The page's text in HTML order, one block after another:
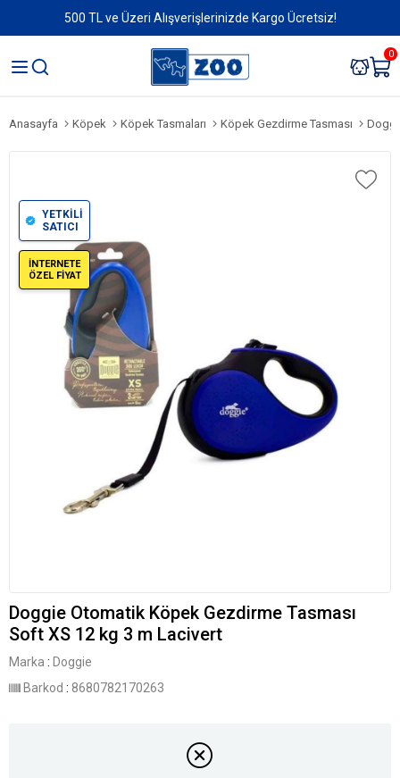
500 TL ve Üzeri Alışverişlerinizde Kargo Ücretsiz!
0
Anasayfa Köpek Köpek Tasmaları Köpek Gezdirme Tasması Doggie
YETKİLİ
SATICI
İNTERNETE
ÖZEL FİYAT
Doggie Otomatik Köpek Gezdirme Tasması
Soft XS 12 kg 3 m Lacivert
Marka : Doggie
Barkod : 8680782170263